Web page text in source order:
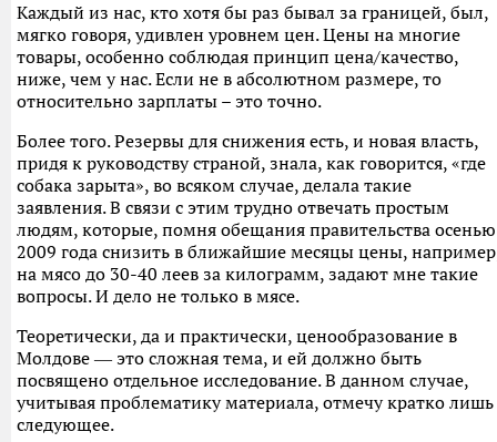
Каждый из нас, кто хотя бы раз бывал за границей, был,
мягко говоря, удивлен уровнем цен. Цены на многие
товары, особенно соблюдая принцип цена/качество,
ниже, чем у нас. Если не в абсолютном размере, то
относительно зарплаты – это точно.
Более того. Резервы для снижения есть, и новая власть,
придя к руководству страной, знала, как говорится, «где
собака зарыта», во всяком случае, делала такие
заявления. В связи с этим трудно отвечать простым
людям, которые, помня обещания правительства осенью
2009 года снизить в ближайшие месяцы цены,
на мясо до 30-40 леев за килограмм, задают мне такие
вопросы. И дело не только в мясе.
Теоретически, да и практически, ценообразование в
Молдове ― это сложная тема, и ей должно быть
посвящено отдельное исследование. В данном случае,
учитывая проблематику материала, отмечу кратко лишь
следующее.